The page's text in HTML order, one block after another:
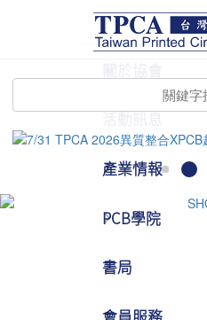
活動訊息
產業情報
PCB學院
書局